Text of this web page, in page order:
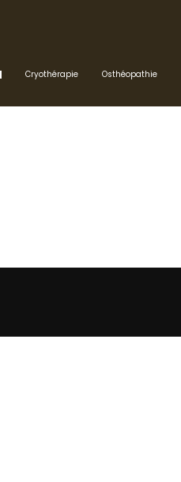
Cryothérapie Osthéopathie